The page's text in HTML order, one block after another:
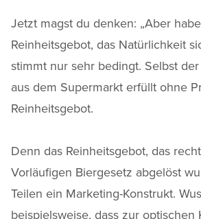
Jetzt magst du denken: „Aber
Reinheitsgebot, das Natürlichkeit
stimmt nur sehr bedingt. Selbst
aus dem Supermarkt erfüllt ohne
Reinheitsgebot.
Denn das Reinheitsgebot, das
Vorläufigen Biergesetz abgelöst
Teilen ein Marketing-Konstrukt.
beispielsweise, dass zur optischen